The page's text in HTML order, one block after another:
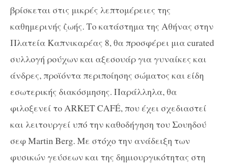
βρίσκεται στις μικρές λεπτομέρειες της
καθημερινής ζωής. Το κατάστημα της Αθήνας στην
Πλατεία Καπνικαρέας 8, θα προσφέρει μια curated
συλλογή ρούχων και αξεσουάρ για γυναίκες και
άνδρες, προϊόντα περιποίησης σώματος και είδη
εσωτερικής διακόσμησης. Παράλληλα, θα
φιλοξενεί το ARKET CAFÉ, που έχει σχεδιαστεί
και λειτουργεί υπό την καθοδήγηση του Σουηδού
σεφ Martin Berg. Με στόχο την ανάδειξη των
φυσικών γεύσεων και της δημιουργικότητας στη